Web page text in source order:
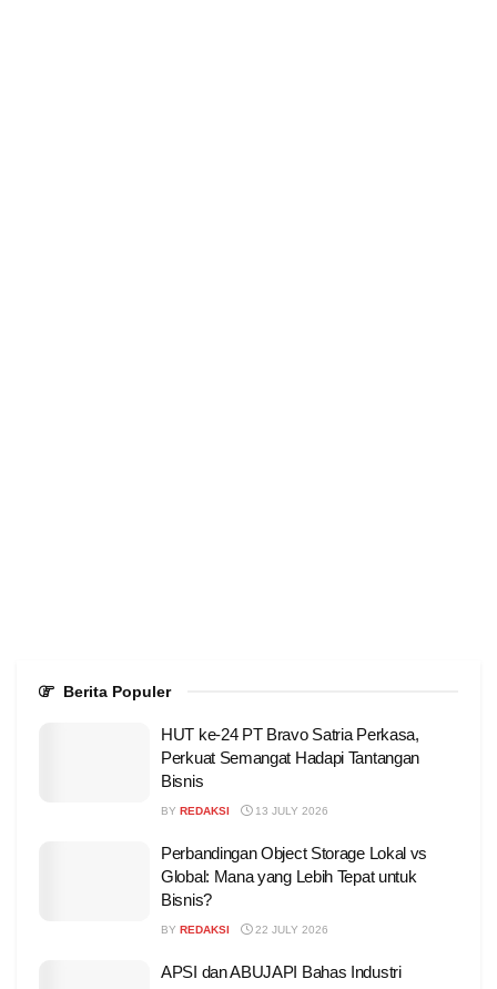
Berita Populer
HUT ke-24 PT Bravo Satria Perkasa,
Perkuat Semangat Hadapi Tantangan
Bisnis
BY REDAKSI 13 JULY 2026
Perbandingan Object Storage Lokal vs
Global: Mana yang Lebih Tepat untuk
Bisnis?
BY REDAKSI 22 JULY 2026
APSI dan ABUJAPI Bahas Industri